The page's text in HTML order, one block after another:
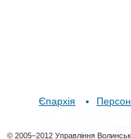
Єпархія
© 2005–2012 Управління